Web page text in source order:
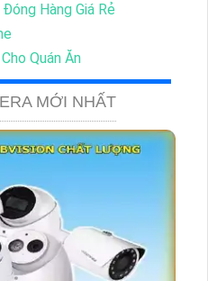
Hàng Giá Rẻ
Quán Ăn
MỚI NHẤT